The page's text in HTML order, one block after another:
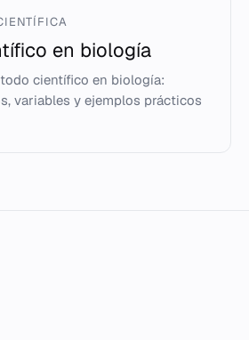
en biología
científico en biología:
variables y ejemplos prácticos